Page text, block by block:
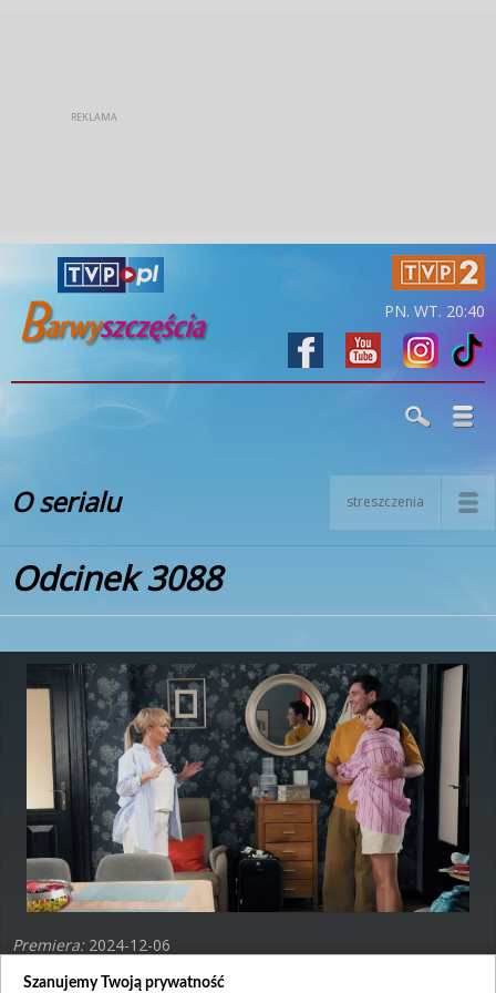
PN. WT. 20:40
O serialu streszczenia
Odcinek 3088
Premiera: 2024-12-06
Szanujemy Twoją prywatność